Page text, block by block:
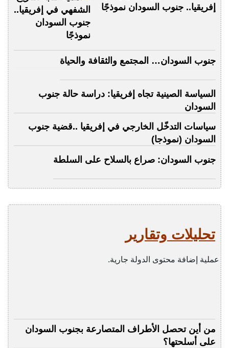
إفريقيا.. جنوب السودان نموذجًا
جنوب السودان… المجتمع والثقافة والحياة
السياسة الصينية تجاه إفريقيا: دراسة حالة جنوب
السودان
سياسات التدخّل الخارجي في إفريقيا ..قضية جنوب
السودان (نموذجا)
جنوب السودان: صراع بالسلاح على السلطة
تحليلات وتقارير
عملية إضافة محتوى الدولة جارية.
من أين تحصل الأطراف المتصارعة بجنوب السودان
على أسلحتها؟